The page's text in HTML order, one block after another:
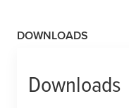
DOWNLOADS
Downloads